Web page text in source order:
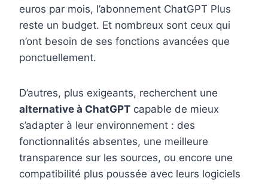
euros par mois, l’abonnement ChatGPT Plus
reste un budget. Et nombreux sont ceux qui
n’ont besoin de ses fonctions avancées que
ponctuellement.
D’autres, plus exigeants, recherchent une
alternative à ChatGPT capable de mieux
s’adapter à leur environnement : des
fonctionnalités absentes, une meilleure
transparence sur les sources, ou encore une
compatibilité plus poussée avec leurs logiciels